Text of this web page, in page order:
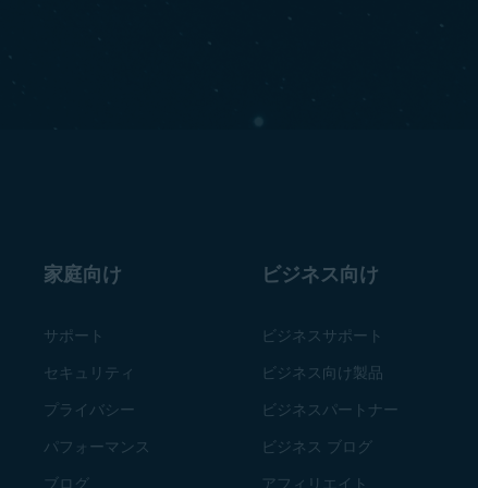
家庭向け
サポート
セキュリティ
プライバシー
パフォーマンス
ブログ
ビジネス向け
ビジネスサポート
ビジネス向け製品
ビジネスパートナー
ビジネス ブログ
アフィリエイト